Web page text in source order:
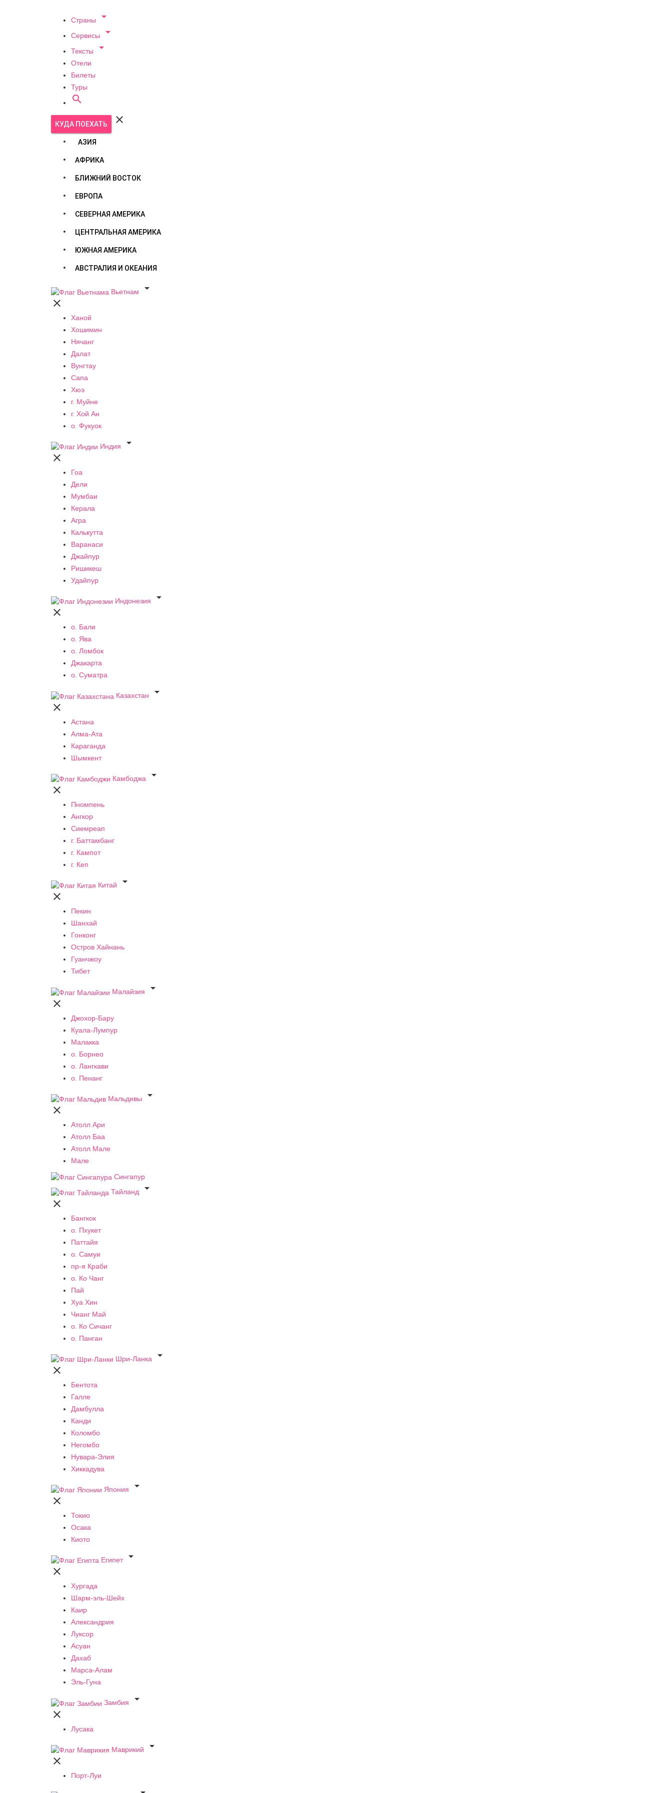
Страны 
Сервисы 
Тексты 
Отели
Билеты
Туры

КУДА ПОЕХАТЬ 
АЗИЯ
АФРИКА
БЛИЖНИЙ ВОСТОК
ЕВРОПА
СЕВЕРНАЯ АМЕРИКА
ЦЕНТРАЛЬНАЯ АМЕРИКА
ЮЖНАЯ АМЕРИКА
АВСТРАЛИЯ И ОКЕАНИЯ
Вьетнам


Ханой
Хошимин
Нячанг
Далат
Вунгтау
Сапа
Хюэ
г. Муйне
г. Хой Ан
о. Фукуок
Индия


Гоа
Дели
Мумбаи
Керала
Агра
Калькутта
Варанаси
Джайпур
Ришикеш
Удайпур
Индонезия


о. Бали
о. Ява
о. Ломбок
Джакарта
о. Суматра
Казахстан


Астана
Алма-Ата
Караганда
Шымкент
Камбоджа


Пномпень
Ангкор
Сиемреап
г. Баттамбанг
г. Кампот
г. Кеп
Китай


Пекин
Шанхай
Гонконг
Остров Хайнань
Гуанчжоу
Тибет
Малайзия


Джохор-Бару
Куала-Лумпур
Малакка
о. Борнео
о. Лангкави
о. Пенанг
Мальдивы


Атолл Ари
Атолл Баа
Атолл Мале
Мале
Сингапур
Тайланд


Бангкок
о. Пхукет
Паттайя
о. Самуи
пр-я Краби
о. Ко Чанг
Пай
Хуа Хин
Чианг Май
о. Ко Сичанг
о. Панган
Шри-Ланка


Бентота
Галле
Дамбулла
Канди
Коломбо
Негомбо
Нувара-Элия
Хиккадува
Япония


Токио
Осака
Киото
Египет


Хургада
Шарм-эль-Шейх
Каир
Александрия
Луксор
Асуан
Дахаб
Марса-Алам
Эль-Гуна
Замбия


Лусака
Маврикий


Порт-Луи